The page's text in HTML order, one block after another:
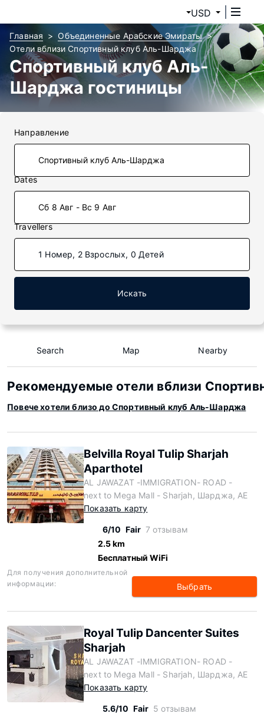
USD
Главная
Объединенные Арабские Эмираты
Отели вблизи Спортивный клуб Аль-Шарджа
Спортивный клуб Аль-
Шарджа гостиницы
Направление
Dates
Сб 8 Авг - Вс 9 Авг
Travellers
1 Номер, 2 Взрослых, 0 Детей
Искать
Search Map Nearby
Рекомендуемые отели вблизи
Повече хотели близо до Спортивный клуб Аль-Шарджа
Belvilla Royal Tulip Sharjah
Aparthotel
AL JAWAZAT -IMMIGRATION- ROAD -
next to Mega Mall - Sharjah, Шарджа, AE
Показать карту
6/10 Fair 7 отзывам
2.5 km
Бесплатный WiFi
Для получения дополнительной
информации:
Выбрать
Royal Tulip Dancenter Suites
Sharjah
AL JAWAZAT -IMMIGRATION- ROAD -
next to Mega Mall - Sharjah, Шарджа, AE
Показать карту
5.6/10 Fair 5 отзывам